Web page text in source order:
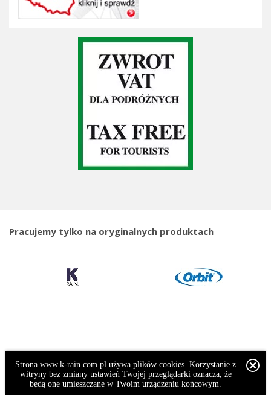
Pracujemy tylko na oryginalnych produktach
Strona www.k-rain.com.pl używa plików cookies. Korzystanie z
witryny bez zmiany ustawień Twojej przeglądarki oznacza, że
będą one umieszczane w Twoim urządzeniu końcowym.